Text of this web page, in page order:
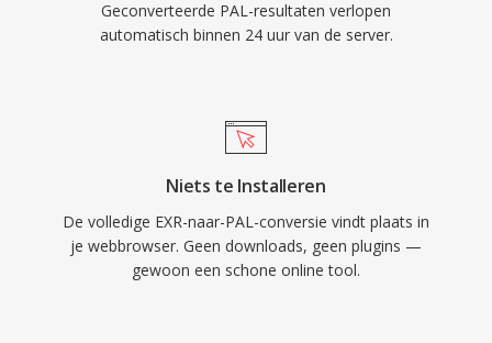
Geconverteerde PAL-resultaten verlopen
automatisch binnen 24 uur van de server.
Niets te Installeren
De volledige EXR-naar-PAL-conversie vindt plaats in
je webbrowser. Geen downloads, geen plugins —
gewoon een schone online tool.